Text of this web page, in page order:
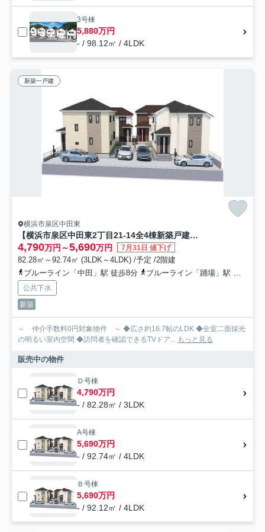
3号棟
5,880万円
- / 98.12㎡ / 4LDK
新築一戸建
横浜市泉区中田東
【横浜市泉区中田東2丁目21-14全4棟新築戸建て】★仲介手数料無料★（東中田小学校・中田中学校）
4,790万円～5,690万円 7月31日 値下げ
82.28㎡～92.74㎡ (3LDK～4LDK) /予定 /2階建
ブルーライン「中田」駅 徒歩8分
ブルーライン「踊場」駅 徒歩17分
公共下水
新築
～ 仲介手数料0円対象物件 ～ ◆広さ約16.7帖のLDK ◆全室二面採光
の明るい室内空間 ◆訪問者を確認できるTVドア... もっと見る
販売中の物件
Ｄ号棟
4,790万円
- / 82.28㎡ / 3LDK
A号棟
5,690万円
- / 92.74㎡ / 4LDK
Ｂ号棟
5,690万円
- / 92.12㎡ / 4LDK